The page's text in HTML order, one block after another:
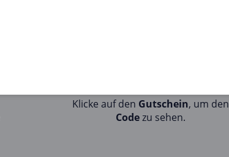
Klicke auf den Gutschein, um den
Codezu sehen.